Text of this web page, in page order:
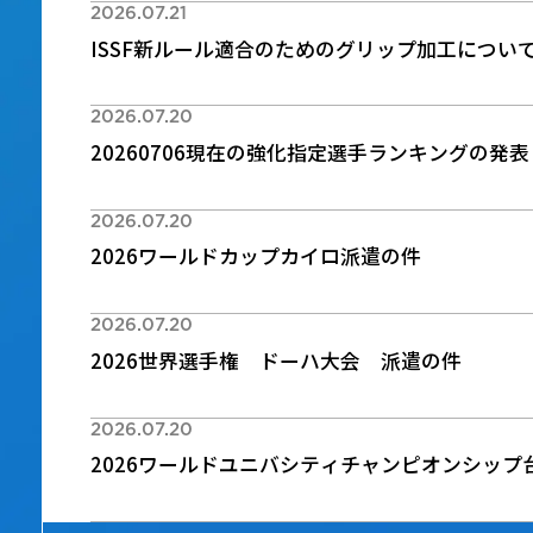
2026.07.21
ISSF新ルール適合のためのグリップ加工につい
2026.07.20
20260706現在の強化指定選手ランキングの発表
2026.07.20
2026ワールドカップカイロ派遣の件
2026.07.20
2026世界選手権 ドーハ大会 派遣の件
2026.07.20
2026ワールドユニバシティチャンピオンシップ